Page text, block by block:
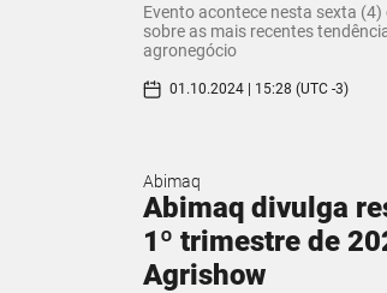
Evento acontece nesta sexta
sobre as mais recentes
agronegócio
01.10.2024 | 15:28 (UTC -3)
Abimaq
Abimaq divulga
1º trimestre de
Agrishow